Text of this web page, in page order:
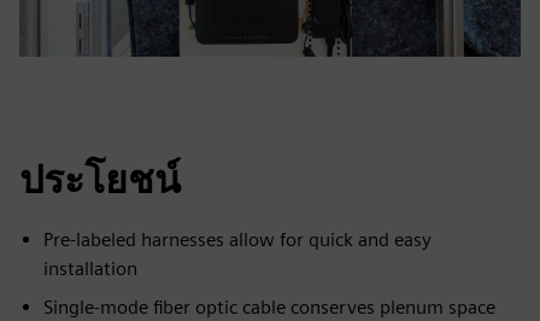
ประโยชน์
Pre-labeled harnesses allow for quick and easy
installation
Single-mode fiber optic cable conserves plenum space